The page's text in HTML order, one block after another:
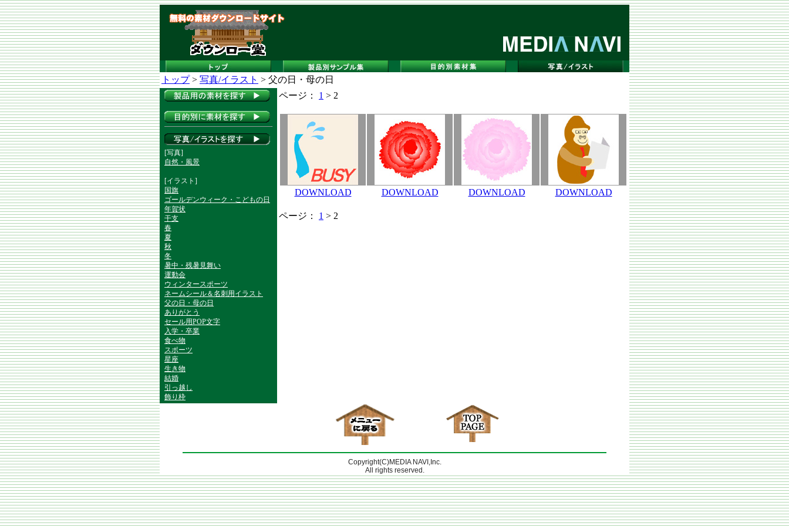
トップ> 写真/イラスト > 父の日・母の日
[写真]
自然・風景
[イラスト]
国旗
ゴールデンウィーク・こどもの日
年賀状
干支
春
夏
秋
冬
暑中・残暑見舞い
運動会
ウィンタースポーツ
ネームシール＆名刺用イラスト
父の日・母の日
ありがとう
セール用POP文字
入学・卒業
食べ物
スポーツ
星座
生き物
結婚
引っ越し
飾り枠
ページ： 1 > 2
DOWNLOAD DOWNLOAD DOWNLOAD DOWNLOAD
ページ： 1 > 2
Copyright(C)MEDIA NAVI,Inc.
All rights reserved.